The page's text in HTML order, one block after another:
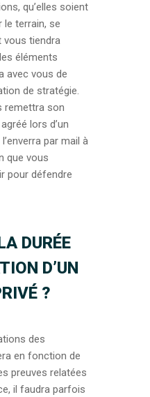
qu’elles soient
le terrain, se
vous tiendra
éléments
avec vous de
de stratégie.
remettra son
lors d’un
par mail à
que vous
pour défendre
DURÉE
D’UN
?
des
en fonction de
preuves relatées
il faudra parfois